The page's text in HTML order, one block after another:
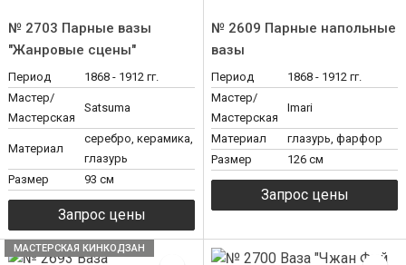
№ 2703 Парные вазы
"Жанровые сцены"
Период
1868 - 1912 гг.
Мастер/
Мастерская
Satsuma
Материал
серебро, керамика,
глазурь
Размер
93 см
№ 2609 Парные напольные
вазы
Период
1868 - 1912 гг.
Мастер/
Мастерская
Imari
Материал
глазурь, фарфор
Размер
126 см
МАСТЕРСКАЯ КИНКОДЗАН